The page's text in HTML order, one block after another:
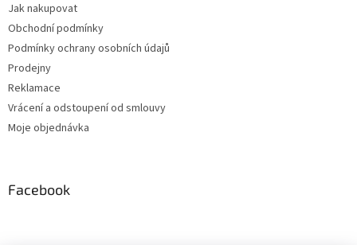
Jak nakupovat
Obchodní podmínky
Podmínky ochrany osobních údajů
Prodejny
Reklamace
Vrácení a odstoupení od smlouvy
Moje objednávka
Facebook